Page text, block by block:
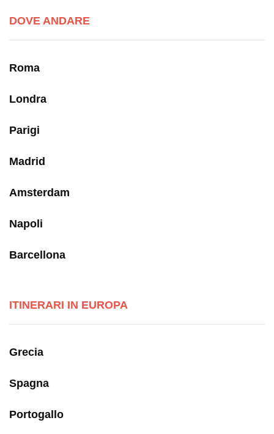
DOVE ANDARE
Roma
Londra
Parigi
Madrid
Amsterdam
Napoli
Barcellona
ITINERARI IN EUROPA
Grecia
Spagna
Portogallo